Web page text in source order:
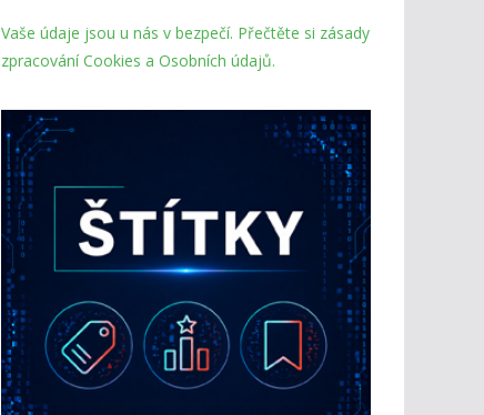
Vaše údaje jsou u nás v bezpečí. Přečtěte si zásady
zpracování Cookies a Osobních údajů.